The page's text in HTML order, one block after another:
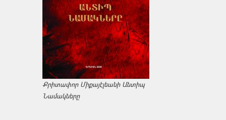
Քրիտափոր Միքայէլեանի Անտիպ
Նամակները